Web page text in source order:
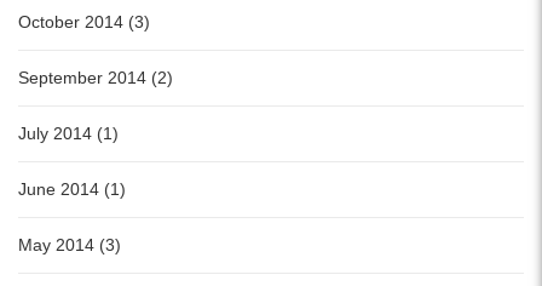
October 2014 (3)
September 2014 (2)
July 2014 (1)
June 2014 (1)
May 2014 (3)